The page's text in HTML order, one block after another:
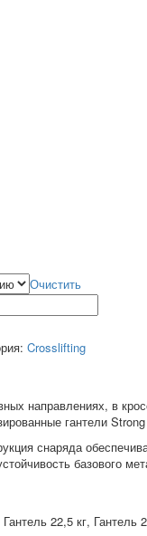
Очистить
Crosslifting
направлениях, в
гантели
снаряда
базового
22,5 кг, Гантель